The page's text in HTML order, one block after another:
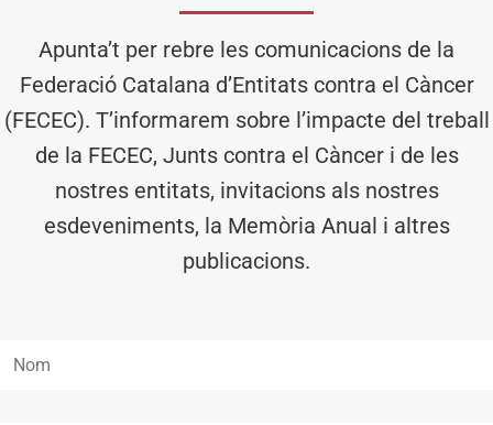
Apunta’t per rebre les comunicacions de la
Federació Catalana d’Entitats contra el Càncer
(FECEC). T’informarem sobre l’impacte del treball
de la FECEC, Junts contra el Càncer i de les
nostres entitats, invitacions als nostres
esdeveniments, la Memòria Anual i altres
publicacions.